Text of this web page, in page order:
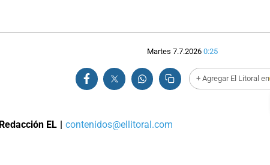
Martes 7.7.2026 0:25
+ Agregar El Litoral en
Redacción EL contenidos@ellitoral.com